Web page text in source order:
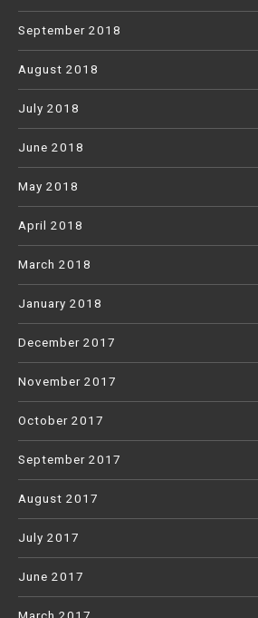
September 2018
August 2018
July 2018
June 2018
May 2018
April 2018
March 2018
January 2018
December 2017
November 2017
October 2017
September 2017
August 2017
July 2017
June 2017